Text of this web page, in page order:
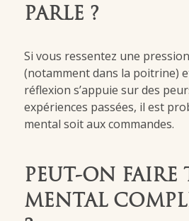
PARLE ?
Si vous ressentez une
(notamment dans la poitrine)
réflexion s’appuie sur des
expériences passées, il est
mental soit aux commandes.
PEUT-ON FAIRE
MENTAL